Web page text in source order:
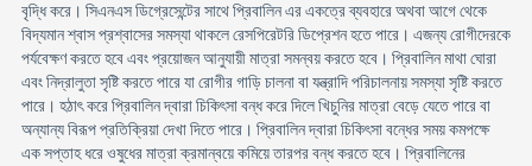
বৃদ্ধি করে। সিএনএস ডিগ্রেসেন্টের সাথে প্রিবালিন এর একত্রে ব্যবহারে অথবা আগে থেকে
বিদ্যমান শ্বাস প্রশ্বাসের সমস্যা থাকলে রেসপিরেটরি ডিপ্রেশন হতে পারে। এজন্য রোগীদেরকে
পর্যবেক্ষণ করতে হবে এবং প্রয়োজন আনুযায়ী মাত্রা সমন্বয় করতে হবে। প্রিবালিন মাথা ঘোরা
এবং নিদ্রালুতা সৃষ্টি করতে পারে যা রোগীর গাড়ি চালনা বা যন্ত্রাদি পরিচালনায় সমস্যা সৃষ্টি করতে
পারে। হঠাৎ করে প্রিবালিন দ্বারা চিকিৎসা বন্ধ করে দিলে খিচুনির মাত্রা বেড়ে যেতে পারে বা
অন্যান্য বিরূপ প্রতিক্রিয়া দেখা দিতে পারে। প্রিবালিন দ্বারা চিকিৎসা বন্ধের সময় কমপক্ষে
এক সপ্তাহ ধরে ওষুধের মাত্রা ক্রমান্বয়ে কমিয়ে তারপর বন্ধ করতে হবে। প্রিবালিনের